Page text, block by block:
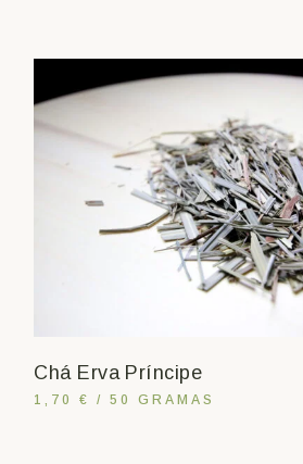
Chá Erva Príncipe
1,70 € / 50 GRAMAS